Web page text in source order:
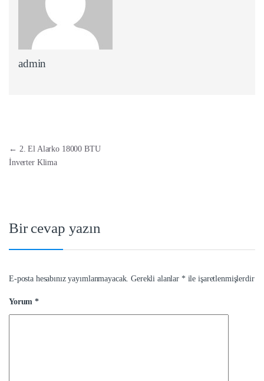
admin
Yazı dolaşımı
← 2. El Alarko 18000 BTU
İnverter Klima
Bir cevap yazın
E-posta hesabınız yayımlanmayacak. Gerekli alanlar *ile işaretlenmişlerdir
Yorum*